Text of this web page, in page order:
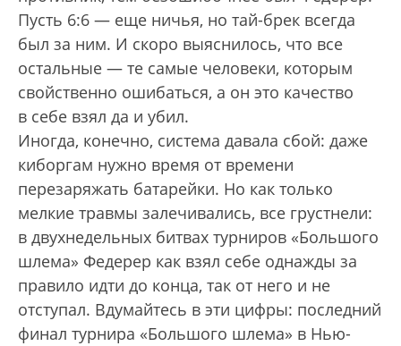
Пусть 6:6 — еще ничья, но тай-брек всегда
был за ним. И скоро выяснилось, что все
остальные — те самые человеки, которым
свойственно ошибаться, а он это качество
в себе взял да и убил.
Иногда, конечно, система давала сбой: даже
киборгам нужно время от времени
перезаряжать батарейки. Но как только
мелкие травмы залечивались, все грустнели:
в двухнедельных битвах турниров «Большого
шлема» Федерер как взял себе однажды за
правило идти до конца, так от него и не
отступал. Вдумайтесь в эти цифры: последний
финал турнира «Большого шлема» в Нью-